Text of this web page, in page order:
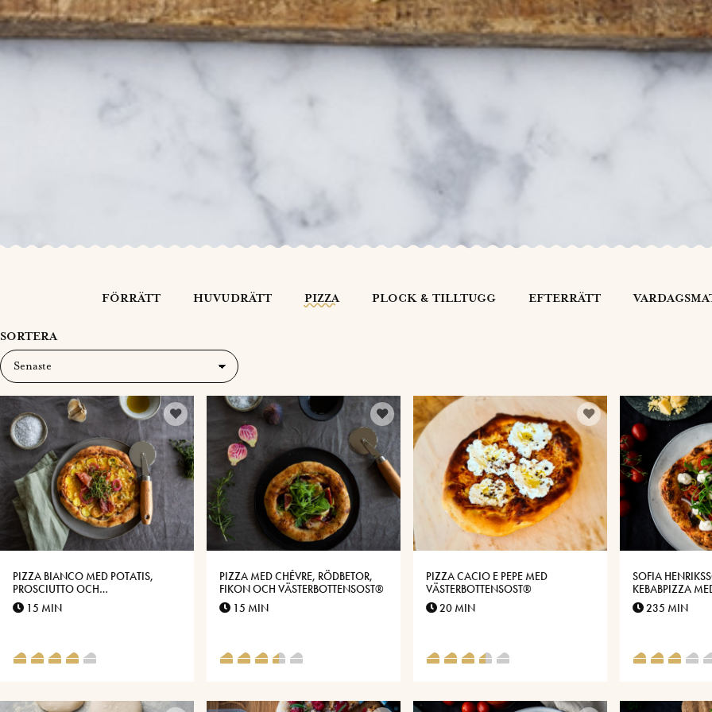
FÖRRÄTT HUVUDRÄTT PIZZA PLOCK & TILLTUGG EFTERRÄTT
SORTERA
PIZZA BIANCO MED POTATIS,
PROSCIUTTO OCH
VÄSTERBOTTENSOST®
15 MIN
PIZZA MED CHÉVRE, RÖDBETOR,
FIKON OCH VÄSTERBOTTENSOST®
15 MIN
PIZZA CACIO E PEPE MED
VÄSTERBOTTENSOST®
20 MIN
SOFIA
KEBABPIZZA
KEBAB OCH
235 MIN